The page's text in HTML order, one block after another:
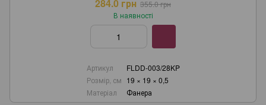
284.0 грн 355.0 грн
В наявності
Артикул
FLDD-003/28KP
Розмір, см 19 × 19 × 0,5
Матеріал
Фанера